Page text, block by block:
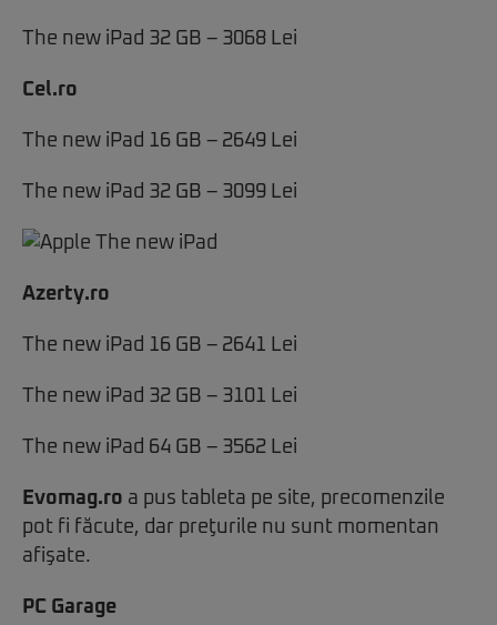
The new iPad 32 GB – 3068 Lei
Cel.ro
The new iPad 16 GB – 2649 Lei
The new iPad 32 GB – 3099 Lei
Azerty.ro
The new iPad 16 GB – 2641 Lei
The new iPad 32 GB – 3101 Lei
The new iPad 64 GB – 3562 Lei
Evomag.ro a pus tableta pe site, precomenzile
pot fi făcute, dar preţurile nu sunt momentan
afişate.
PC Garage